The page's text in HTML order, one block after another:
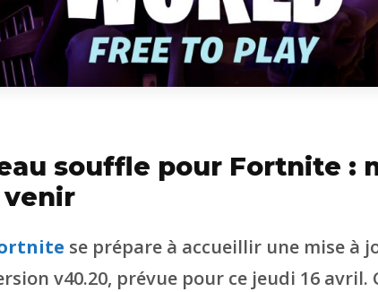
souffle pour Fortnite :
venir
se prépare à accueillir une mise à
v40.20, prévue pour ce jeudi 16